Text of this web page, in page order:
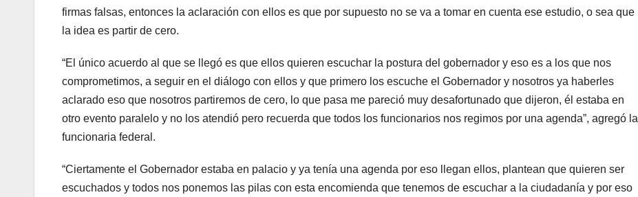
firmas falsas, entonces la aclaración con ellos es que por supuesto no se va a tomar en cuenta ese estudio, o sea que
la idea es partir de cero.
“El único acuerdo al que se llegó es que ellos quieren escuchar la postura del gobernador y eso es a los que nos
comprometimos, a seguir en el diálogo con ellos y que primero los escuche el Gobernador y nosotros ya haberles
aclarado eso que nosotros partiremos de cero, lo que pasa me pareció muy desafortunado que dijeron, él estaba en
otro evento paralelo y no los atendió pero recuerda que todos los funcionarios nos regimos por una agenda”, agregó la
funcionaria federal.
“Ciertamente el Gobernador estaba en palacio y ya tenía una agenda por eso llegan ellos, plantean que quieren ser
escuchados y todos nos ponemos las pilas con esta encomienda que tenemos de escuchar a la ciudadanía y por eso